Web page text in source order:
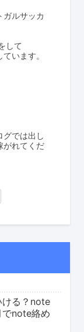
ガルサッカ
して
います。
グでは出し
がれてくだ
ける？note
でnote絡め